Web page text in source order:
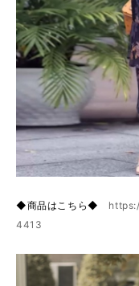
◆商品はこちら◆
4413